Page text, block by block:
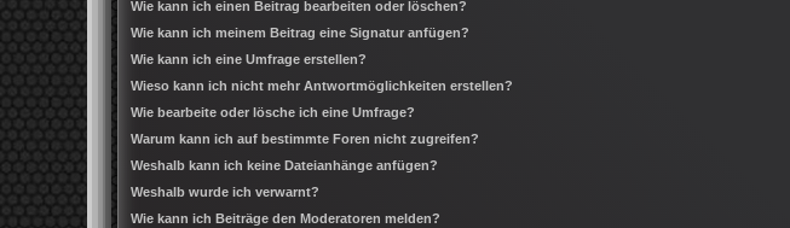
Wie kann ich einen Beitrag bearbeiten oder löschen?
Wie kann ich meinem Beitrag eine Signatur anfügen?
Wie kann ich eine Umfrage erstellen?
Wieso kann ich nicht mehr Antwortmöglichkeiten erstellen?
Wie bearbeite oder lösche ich eine Umfrage?
Warum kann ich auf bestimmte Foren nicht zugreifen?
Weshalb kann ich keine Dateianhänge anfügen?
Weshalb wurde ich verwarnt?
Wie kann ich Beiträge den Moderatoren melden?